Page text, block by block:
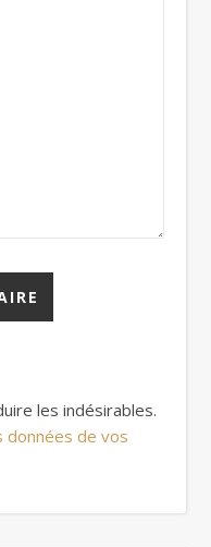
les indésirables.
données de vos